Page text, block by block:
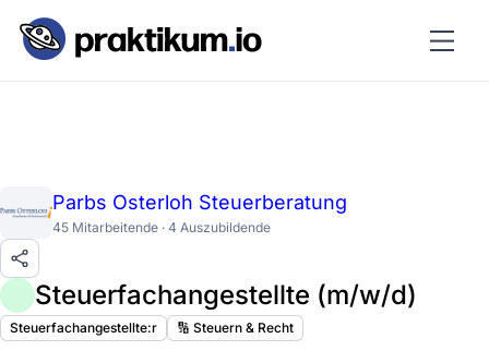
Parbs Osterloh Steuerberatung
45 Mitarbeitende · 4 Auszubildende
Steuerfachangestellte (m/w/d)
Steuerfachangestellte:r 🔢 Steuern & Recht